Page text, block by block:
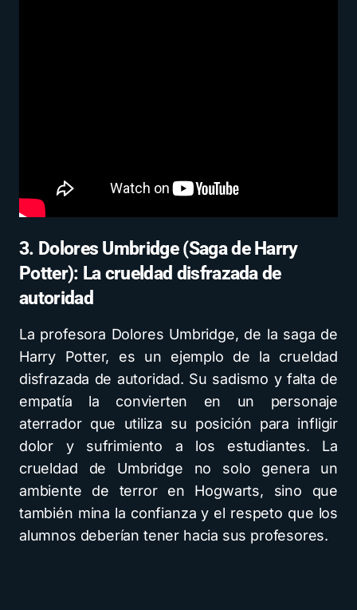
3. Dolores Umbridge (Saga de Harry
Potter): La crueldad disfrazada de
autoridad
La profesora Dolores Umbridge, de la saga de
Harry Potter, es un ejemplo de la crueldad
disfrazada de autoridad. Su sadismo y falta de
empatía la convierten en un personaje
aterrador que utiliza su posición para infligir
dolor y sufrimiento a los estudiantes. La
crueldad de Umbridge no solo genera un
ambiente de terror en Hogwarts, sino que
también mina la confianza y el respeto que los
alumnos deberían tener hacia sus profesores.